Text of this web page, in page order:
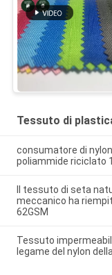
Tessuto di
consumatore di
poliammide riciclato
Il tessuto di seta
meccanico ha
62GSM
Tessuto
legame del nylon